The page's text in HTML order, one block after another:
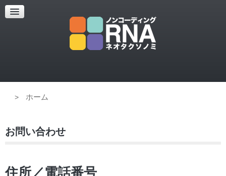
超解像顕微鏡
超解像顕微鏡の紹介
ホーム
お問い合わせ
住所／電話番号